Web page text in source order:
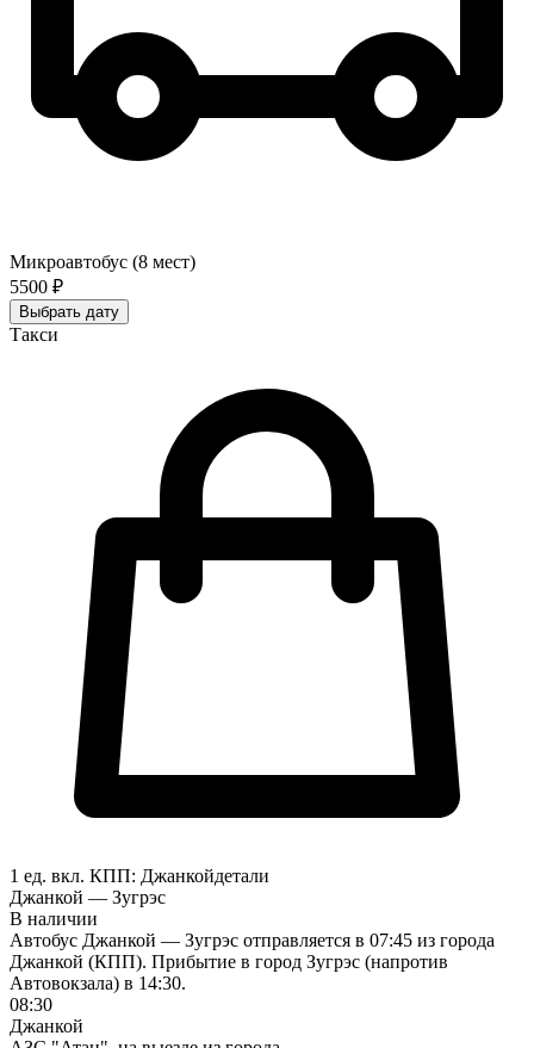
Микроавтобус (8 мест)
5500 ₽
Выбрать дату
Такси
1 ед. вкл. КПП: Джанкойдетали
Джанкой — Зугрэс
В наличии
Автобус Джанкой — Зугрэс отправляется в 07:45 из города
Джанкой (КПП). Прибытие в город Зугрэс (напротив
Автовокзала) в 14:30.
08:30
Джанкой